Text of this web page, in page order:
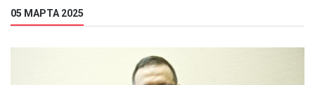
05 МАРТА 2025